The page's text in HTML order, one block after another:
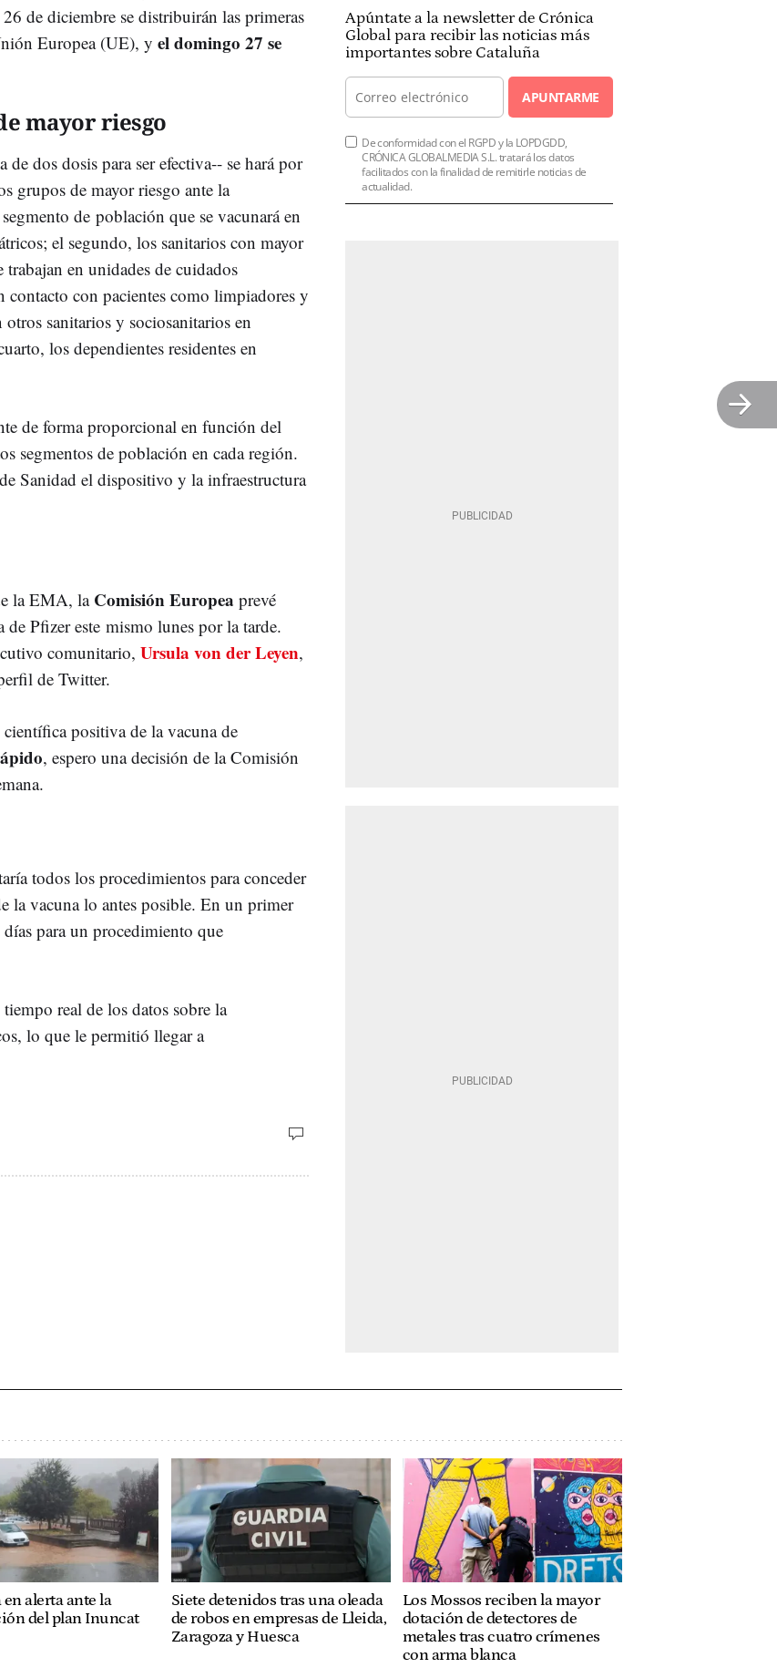
de diciembre se distribuirán las primeras
Europea (UE), y el domingo 27 se
mayor riesgo
dos dosis para ser efectiva-- se hará por
grupos de mayor riesgo ante la
de población que se vacunará en
el segundo, los sanitarios con mayor
en unidades de cuidados
con pacientes como limpiadores y
sanitarios y sociosanitarios en
los dependientes residentes en
de forma proporcional en función del
segmentos de población en cada región.
Sanidad el dispositivo y la infraestructura
la EMA, la Comisión Europea prevé
Pfizer este mismo lunes por la tarde.
comunitario, Ursula von der Leyen,
de Twitter.
positiva de la vacuna de
, espero una decisión de la Comisión
todos los procedimientos para conceder
la vacuna lo antes posible. En un primer
para un procedimiento que
real de los datos sobre la
lo que le permitió llegar a
Apúntate a la newsletter de Crónica
Global para recibir las noticias más
importantes sobre Cataluña
APUNTARME
De conformidad con el RGPD y la LOPDGDD,
CRÓNICA GLOBALMEDIA S.L. tratará los datos
facilitados con la finalidad de remitirle noticias de
actualidad.
alerta ante la
del plan Inuncat
Siete detenidos tras una oleada
de robos en empresas de Lleida,
Zaragoza y Huesca
Los Mossos reciben la mayor
dotación de detectores de
metales tras cuatro crímenes
con arma blanca